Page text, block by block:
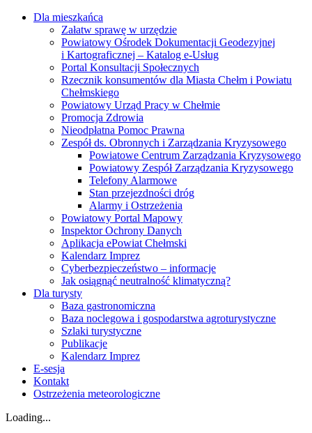
Dla mieszkańca
Załatw sprawę w urzędzie
Powiatowy Ośrodek Dokumentacji Geodezyjnej
i Kartograficznej – Katalog e-Usług
Portal Konsultacji Społecznych
Rzecznik konsumentów dla Miasta Chełm i Powiatu
Chełmskiego
Powiatowy Urząd Pracy w Chełmie
Promocja Zdrowia
Nieodpłatna Pomoc Prawna
Zespół ds. Obronnych i Zarządzania Kryzysowego
Powiatowe Centrum Zarządzania Kryzysowego
Powiatowy Zespół Zarządzania Kryzysowego
Telefony Alarmowe
Stan przejezdności dróg
Alarmy i Ostrzeżenia
Powiatowy Portal Mapowy
Inspektor Ochrony Danych
Aplikacja ePowiat Chełmski
Kalendarz Imprez
Cyberbezpieczeństwo – informacje
Jak osiągnąć neutralność klimatyczną?
Dla turysty
Baza gastronomiczna
Baza noclegowa i gospodarstwa agroturystyczne
Szlaki turystyczne
Publikacje
Kalendarz Imprez
E-sesja
Kontakt
Ostrzeżenia meteorologiczne
Loading...